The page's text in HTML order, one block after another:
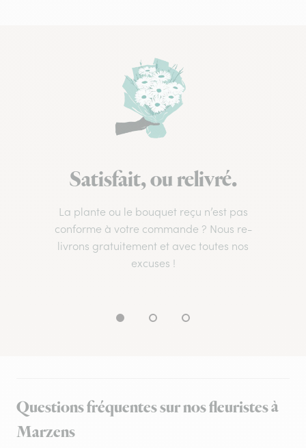
Satisfait, ou relivré.
La plante ou le bouquet reçu n’est pas
conforme à votre commande ? Nous re-
livrons gratuitement et avec toutes nos
excuses !
Questions fréquentes sur nos fleuristes à
Marzens